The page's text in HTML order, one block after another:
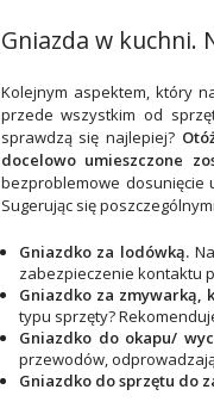
Gniazda w kuchni.
Kolejnym aspektem, który
przede wszystkim od
sprawdzą się najlepiej?
docelowo umieszczone
bezproblemowe dosunięcie
Sugerując się
Gniazdko za lodówką.
zabezpieczenie kontaktu
Gniazdko za zmywarką,
typu sprzęty?
Gniazdko do okapu/
przewodów,
Gniazdko do sprzętu do